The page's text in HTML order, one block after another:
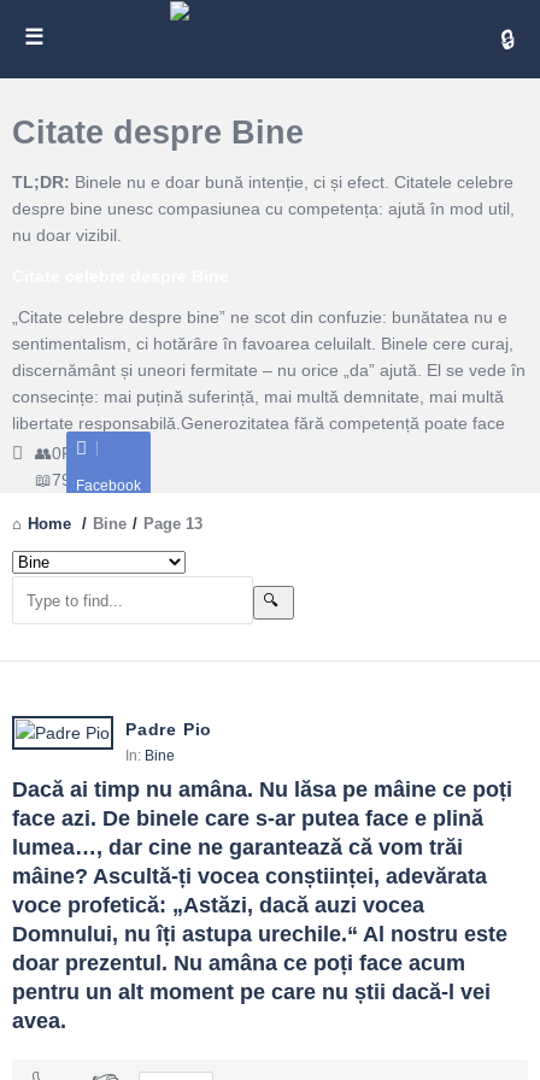
Citate despre Bine
TL;DR: Binele nu e doar bună intenție, ci și efect. Citatele celebre
despre bine unesc compasiunea cu competența: ajută în mod util,
nu doar vizibil.
„Citate celebre despre bine” ne scot din confuzie: bunătatea nu e
sentimentalism, ci hotărâre în favoarea celuilalt. Binele cere curaj,
discernământ și uneori fermitate – nu orice „da” ajută. El se vede în
consecințe: mai puțină suferință, mai multă demnitate, mai multă
libertate responsabilă.Generozitatea fără competență poate face
rău. Un citat bun ne amintește să întrebăm „cum pot fi de folos cu
adevărat?”. Uneori răspunsul e o oră de ascultare; alteori, un plan,
prețuiește persoana, nu imaginea publică.
De ce contează tema „Bine”
În familie, binele e infrastructura zilnică a bucuriei: mici gesturi, ritm,
cultură a încrederii. Citatele pot inspira, dar mai ales pot
greșit.Etica binelui nu exclude fermitatea. Să spui „nu” ca să
protejezi pe cineva de dependență sau abuz este tot un act de
Teme frecvente
Compasiune: a vedea suferința.
Utilitate: ajutorul chiar ajută.
Limite: „nu”-uri care protejează.
Demnitate: nu umilim când ajutăm.
Perseverență
: binele constant câștigă.
Ghid de folosire
Facebook
0Followers
796Citate
Home / Bine / Page 13
Padre Pio
In: Bine
Dacă ai timp nu amâna. Nu lăsa pe mâine ce poți
face azi. De binele care s-ar putea face e plină
lumea…, dar cine ne garantează că vom trăi
mâine? Ascultă-ți vocea conștiinței, adevărata
voce profetică: „Astăzi, dacă auzi vocea
Domnului, nu îți astupa urechile.“ Al nostru este
doar prezentul. Nu amâna ce poți face acum
pentru un alt moment pe care nu știi dacă-l vei
avea.